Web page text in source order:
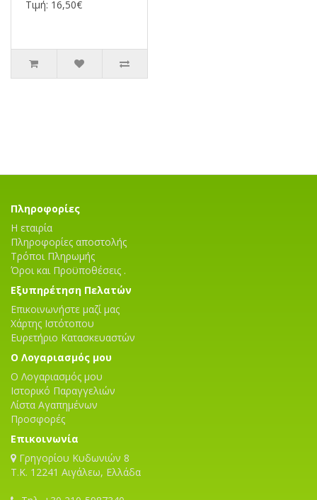
Τιμή: 16,50€
Πληροφορίες
Η εταιρία
Πληροφορίες αποστολής
Τρόποι Πληρωμής
Όροι και Προϋποθέσεις .
Εξυπηρέτηση Πελατών
Επικοινωνήστε μαζί μας
Χάρτης Ιστότοπου
Ευρετήριο Κατασκευαστών
Ο Λογαριασμός μου
Ο Λογαριασμός μου
Ιστορικό Παραγγελιών
Λίστα Αγαπημένων
Προσφορές
Επικοινωνία
Γρηγορίου Κυδωνιών 8
T.K. 12241 Αιγάλεω, Ελλάδα